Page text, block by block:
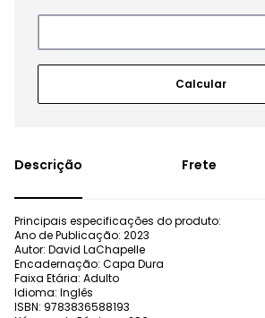
Frete
Principais especificações do produto:
Ano de Publicação: 2023
Autor: David LaChapelle
Encadernação: Capa Dura
Faixa Etária: Adulto
Idioma: Inglês
ISBN: 9783836588193